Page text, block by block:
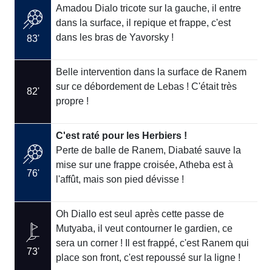
83'
Amadou Dialo tricote sur la gauche, il entre
dans la surface, il repique et frappe, c'est
dans les bras de Yavorsky !
82'
Belle intervention dans la surface de Ranem
sur ce débordement de Lebas ! C'était très
propre !
76'
C'est raté pour les Herbiers !
Perte de balle de Ranem, Diabaté sauve la
mise sur une frappe croisée, Atheba est à
l'affût, mais son pied dévisse !
73'
Oh Diallo est seul après cette passe de
Mutyaba, il veut contourner le gardien, ce
sera un corner ! Il est frappé, c'est Ranem qui
place son front, c'est repoussé sur la ligne !